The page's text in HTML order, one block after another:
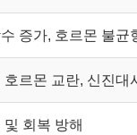
증가, 호르몬 불균
호르몬 교란, 신진대
및 회복 방해